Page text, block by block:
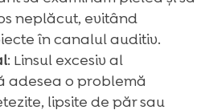
neplăcut, evitând
în canalul auditiv.
: Linsul excesiv al
adesea o problemă
lipsite de păr sau